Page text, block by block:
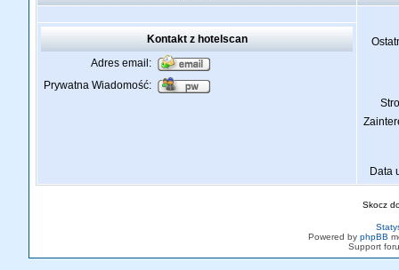
Data
Kontakt z hotelscan
Adres email:
Prywatna Wiadomość:
Skocz
Powered by phpBB
Support